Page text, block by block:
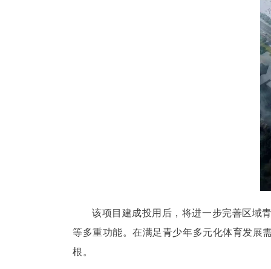
该项目建成投用后，将进一步完善区域
等多重功能。在满足青少年多元化体育发展
根。